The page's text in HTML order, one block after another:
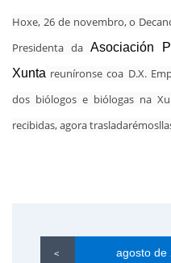
Hoxe, 26 de novembro, o
Presidenta da Asociación
Xunta reuníronse coa D.X.
dos biólogos e biólogas na
recibidas, agora
< agosto de